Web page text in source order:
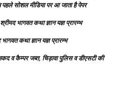
पहले सोशल मीडिया पर आ जाता है पेपर
भागवत कथा ज्ञान यज्ञ प्रारम्भ
कथा ज्ञान यज्ञ प्रारम्भ
व कैम्पर जब्त, चिड़ावा पुलिस व डीएसटी की